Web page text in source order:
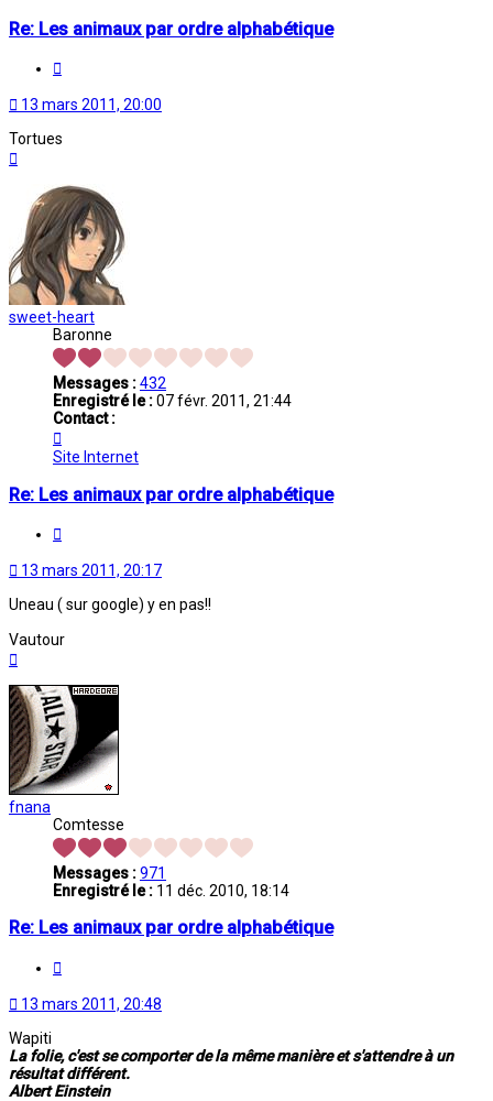
Re: Les animaux par ordre alphabétique
13 mars 2011, 20:00
Tortues
sweet-heart
Baronne
Messages :432
Enregistré le :07 févr. 2011, 21:44
Contact :
sweet-
heart
Site Internet
Re: Les animaux par ordre alphabétique
13 mars 2011, 20:17
Uneau ( sur google) y en pas!!
Vautour
fnana
Comtesse
Messages :971
Enregistré le : 11 déc. 2010, 18:14
Re: Les animaux par ordre alphabétique
13 mars 2011, 20:48
Wapiti
La folie, c'est se comporter de la même manière et s'attendre à un
résultat différent.
Albert Einstein